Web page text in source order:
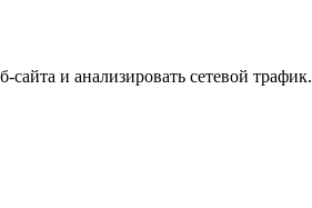
и анализировать сетевой трафик.